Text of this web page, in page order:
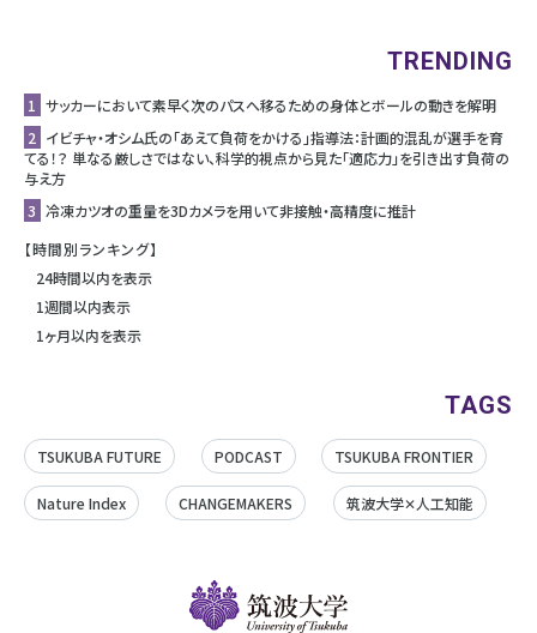
TRENDING
1 サッカーにおいて素早く次のパスへ移るための身体とボールの動きを解明
2 イビチャ・オシム氏の「あえて負荷をかける」指導法：計画的混乱が選手を育
てる！？ 単なる厳しさではない、科学的視点から見た「適応力」を引き出す負荷の
与え方
3 冷凍カツオの重量を3Dカメラを用いて非接触・高精度に推計
【時間別ランキング】
24時間以内を表示
1週間以内表示
1ヶ月以内を表示
TAGS
TSUKUBA FUTURE PODCAST TSUKUBA FRONTIER
Nature Index CHANGEMAKERS 筑波大学✕人工知能